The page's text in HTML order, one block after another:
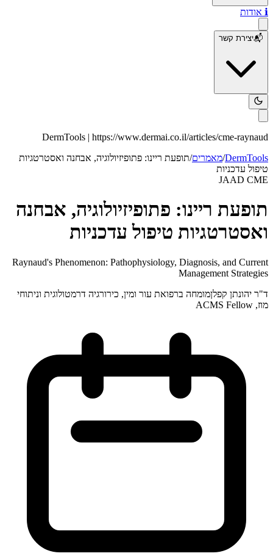
ℹ️ אודות
📬יצירת קשר
DermTools | https://www.dermai.co.il/articles/cme-raynaud
DermTools
/מאמרים/תופעת ריינו: פתופיזיולוגיה, אבחנה ואסטרטגיות
טיפול עדכניות
JAAD CME
תופעת ריינו: פתופיזיולוגיה, אבחנה
ואסטרטגיות טיפול עדכניות
Raynaud's Phenomenon: Pathophysiology, Diagnosis, and Current
Management Strategies
ד"ר יהונתן קפלןמומחה ברפואת עור ומין, כירורגיה דרמטולוגית וניתוחי
מוז, ACMS Fellow